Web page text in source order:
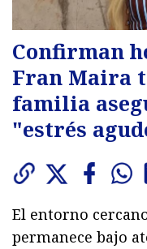
Confirman
Fran Maira
familia
"estrés
El entorno
permanece bajo